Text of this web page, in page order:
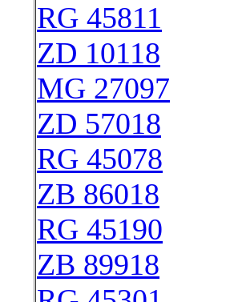
RG 45811
ZD 10118
MG 27097
ZD 57018
RG 45078
ZB 86018
RG 45190
ZB 89918